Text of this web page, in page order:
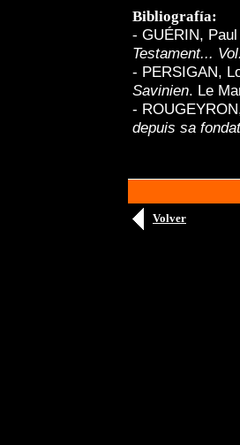
Bibliografía:
- GUÉRIN,
Testament...
- PERSIGAN,
Savinien. Le
-
depuis sa
Volver